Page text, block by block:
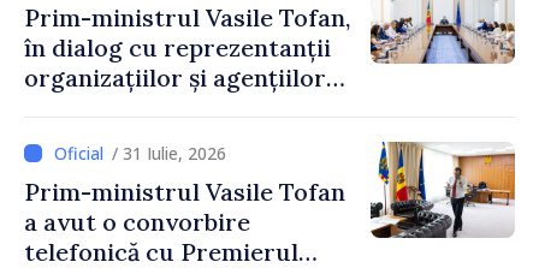
Prim-ministrul Vasile Tofan,
în dialog cu reprezentanții
organizațiilor și agențiilor
Moldova
/ 31 Iulie, 2026
Prim-ministrul Vasile Tofan
a avut o convorbire
telefonică cu Premierul